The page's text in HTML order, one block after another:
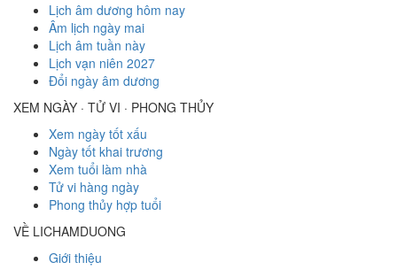
Lịch âm dương hôm nay
Âm lịch ngày mai
Lịch âm tuần này
Lịch vạn niên 2027
Đổi ngày âm dương
XEM NGÀY · TỬ VI · PHONG THỦY
Xem ngày tốt xấu
Ngày tốt khai trương
Xem tuổi làm nhà
Tử vi hàng ngày
Phong thủy hợp tuổi
VỀ LICHAMDUONG
Giới thiệu